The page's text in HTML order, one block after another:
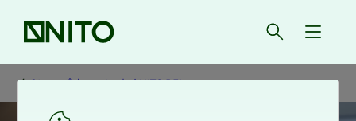
Forsiden Åpne søk
{
Styre, råd og utvalg i NITO BFI